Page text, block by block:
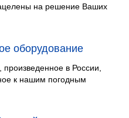
на решение Ваших
оборудование
в России,
к нашим погодным